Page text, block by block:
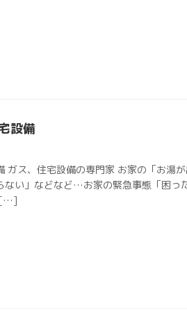
設備
ガス、住宅設備の専門家 お家の「お湯
ない」などなど…お家の緊急事態「困っ
[…]